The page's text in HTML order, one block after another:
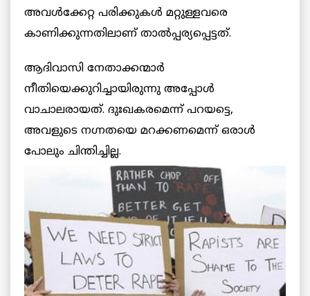
അവള്‍ക്കേറ്റ പരിക്കുകള്‍ മറ്റുള്ളവരെ
കാണിക്കുന്നതിലാണ് താല്‍പ്പര്യപ്പെട്ടത്.
ആദിവാസി നേതാക്കന്മാര്‍
നീതിയെക്കുറിച്ചായിരുന്നു അപ്പോള്‍
വാചാലരായത്. ദുഃഖകരമെന്ന് പറയട്ടെ,
അവളുടെ നഗ്നതയെ മറക്കണമെന്ന് ഒരാള്‍
പോലും ചിന്തിച്ചില്ല.